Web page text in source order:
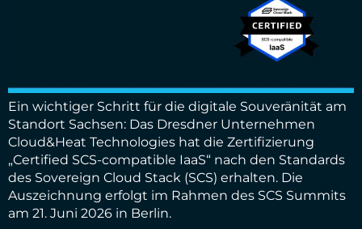
Ein wichtiger Schritt für die digitale Souveränität am
Standort Sachsen: Das Dresdner Unternehmen
Cloud&Heat Technologies hat die Zertifizierung
„Certified SCS-compatible IaaS“ nach den Standards
des Sovereign Cloud Stack (SCS) erhalten. Die
Auszeichnung erfolgt im Rahmen des SCS Summits
am 21. Juni 2026 in Berlin.